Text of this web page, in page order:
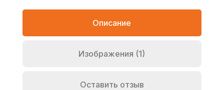
Описание
Изображения (1)
Оставить отзыв